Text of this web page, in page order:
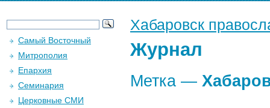
Хабаровск
Журнал
Метка —
Самый Восточный
Митрополия
Епархия
Семинария
Церковные СМИ